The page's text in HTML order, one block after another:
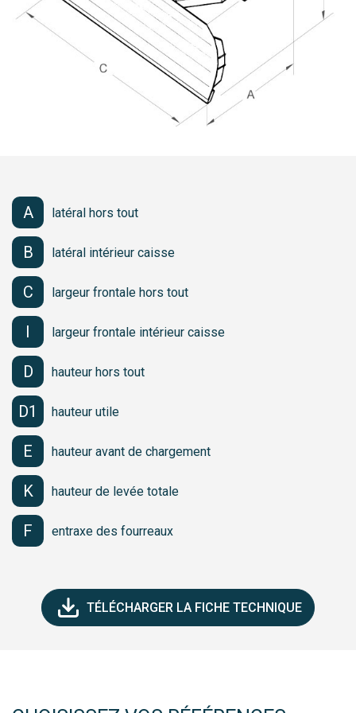
A latéral hors tout
B latéral intérieur caisse
C largeur frontale hors tout
I largeur frontale intérieur caisse
D hauteur hors tout
D1 hauteur utile
E hauteur avant de chargement
K hauteur de levée totale
F entraxe des fourreaux
TÉLÉCHARGER LA FICHE TECHNIQUE